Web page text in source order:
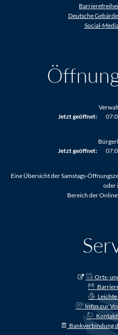
Deutsche
Social-
Klicken, um weitere
Jetzt geöffnet:
Klicken, um weitere
Jetzt geöffnet:
Eine Übersicht der Samstags-
oder
Bereich der
Orts-
Leichte
Infos zur
Bankverbindung